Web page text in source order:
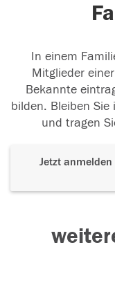
In einem
Mitglieder
Bekannte
bilden. Bleiben
und tragen
Jetzt anmelden